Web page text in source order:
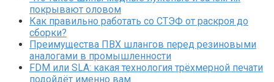
покрывают оловом
Как правильно работать со СТЭФ от раскроя до
сборки?
Преимущества ПВХ шлангов перед резиновыми
аналогами в промышленности
FDM или SLA: какая технология трёхмерной печати
подойдёт именно вам